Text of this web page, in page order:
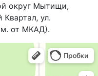
округ Мытищи,
ул.
м. от МКАД).